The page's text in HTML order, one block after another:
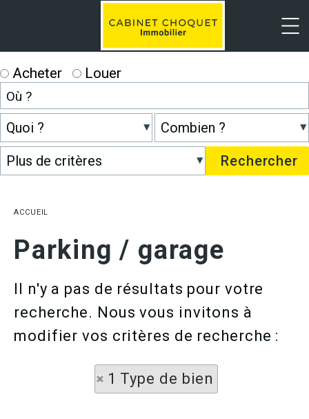
Acheter Louer
ACCUEIL
Parking / garage
Il n'y a pas de résultats pour votre
recherche. Nous vous invitons à
modifier vos critères de recherche :
1 Type de bien